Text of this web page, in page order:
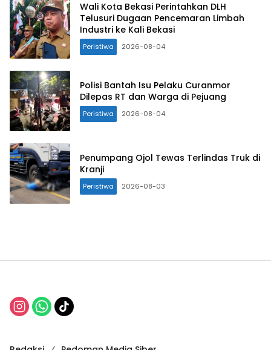
Wali Kota Bekasi Perintahkan DLH
Telusuri Dugaan Pencemaran Limbah
Industri ke Kali Bekasi
Peristiwa 2026-08-04
Polisi Bantah Isu Pelaku Curanmor
Dilepas RT dan Warga di Pejuang
Peristiwa 2026-08-04
Penumpang Ojol Tewas Terlindas Truk di
Kranji
Peristiwa 2026-08-03